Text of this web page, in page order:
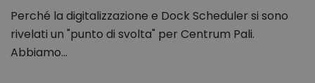
Perché la digitalizzazione e Dock Scheduler si sono
rivelati un "punto di svolta" per Centrum Pali.
Abbiamo…